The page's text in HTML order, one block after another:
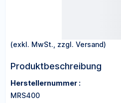
(exkl. MwSt., zzgl. Versand)
Produktbeschreibung
Herstellernummer :
MRS400